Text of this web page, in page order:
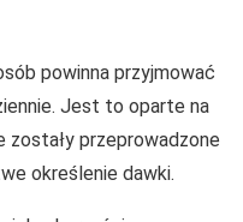
powinna przyjmować
Jest to oparte na
zostały przeprowadzone
określenie dawki.